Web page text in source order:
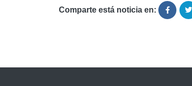
Comparte está noticia en: